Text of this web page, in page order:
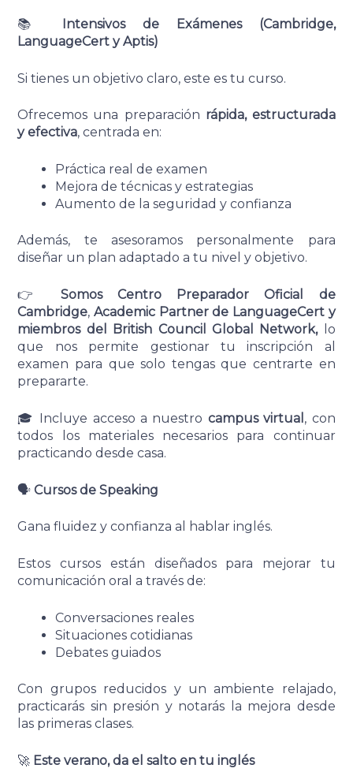
📚
Intensivos de Exámenes (Cambridge,
LanguageCert y Aptis)
Si tienes un objetivo claro, este es tu curso.
Ofrecemos una preparación rápida, estructurada
y efectiva, centrada en:
Práctica real de examen
Mejora de técnicas y estrategias
Aumento de la seguridad y confianza
Además, te asesoramos personalmente para
diseñar un plan adaptado a tu nivel y objetivo.
👉 Somos Centro Preparador Oficial de
Cambridge, Academic Partner de LanguageCert y
miembros del British Council Global Network,lo
que nos permite gestionar tu inscripción al
examen para que solo tengas que centrarte en
prepararte.
🎓 Incluye acceso a nuestro campus virtual , con
todos los materiales necesarios para continuar
practicando desde casa.
🗣️Cursos de Speaking
Gana fluidez y confianza al hablar inglés.
Estos cursos están diseñados para mejorar tu
comunicación oral a través de:
Conversaciones reales
Situaciones cotidianas
Debates guiados
Con grupos reducidos y un ambiente relajado,
practicarás sin presión y notarás la mejora desde
las primeras clases.
🚀 Este verano, da el salto en tu inglés